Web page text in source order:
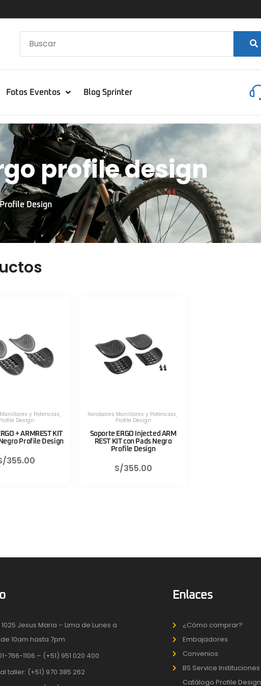
Fotos Eventos Blog Sprinter
profile design
Design
y Potencias,
Design
+ ARMREST KIT
Profile Design
355.00
Aerobares Manillares y Potencias,
Profile Design
Soporte ERGO Injected ARM
REST KIT con Pads Negro
Profile Design
S/355.00
Jesus Maria – Lima de Lunes a
10am hasta 7pm
766-1106 – (+51) 951 020 400
taller: (+51) 970 385 262
Enlaces
¿Cómo comprar?
Embajadores
Convenios
BS Service Instituciones
Catálogo Profile Design